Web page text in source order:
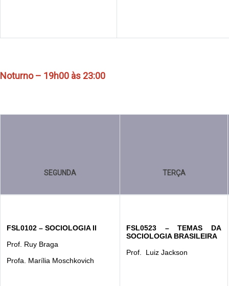
Noturno – 19h00 às 23:00
SEGUNDA TERÇA
FSL0102 – SOCIOLOGIA II
Prof. Ruy Braga
Profa. Marília Moschkovich
FSL0523 – TEMAS DA
SOCIOLOGIA BRASILEIRA
Prof.  Luiz Jackson